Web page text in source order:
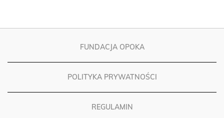
FUNDACJA OPOKA
POLITYKA PRYWATNOŚCI
REGULAMIN